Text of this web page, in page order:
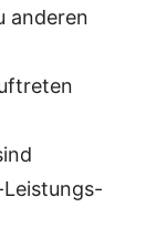
anderen